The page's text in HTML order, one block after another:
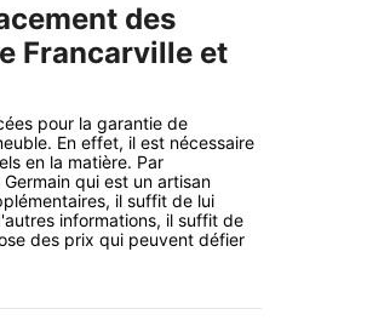
des
Francarville et
pour la garantie de
En effet, il est nécessaire
en la matière. Par
qui est un artisan
il suffit de lui
informations, il suffit de
des prix qui peuvent défier